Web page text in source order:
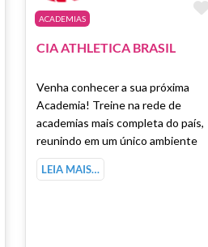
como Favorito
ACADEMIAS
CIA ATHLETICA BRASIL
Venha conhecer a sua próxima
Academia! Treine na rede de
academias mais completa do país,
reunindo em um único ambiente
LEIA MAIS…